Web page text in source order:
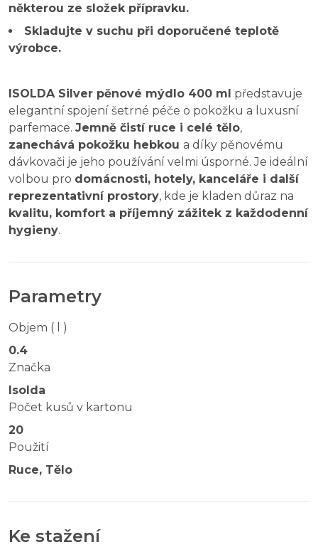
některou ze složek přípravku.
Skladujte v suchu při doporučené teplotě
výrobce.
ISOLDA Silver pěnové mýdlo 400 ml představuje
elegantní spojení šetrné péče o pokožku a luxusní
parfemace. Jemně čistí ruce i celé tělo,
zanechává pokožku hebkou a díky pěnovému
dávkovači je jeho používání velmi úsporné. Je ideální
volbou pro domácnosti, hotely, kanceláře i další
reprezentativní prostory, kde je kladen důraz na
kvalitu, komfort a příjemný zážitek z každodenní
hygieny.
Parametry
Objem ( l )
0.4
Značka
Isolda
Počet kusů v kartonu
20
Použití
Ruce, Tělo
Ke stažení